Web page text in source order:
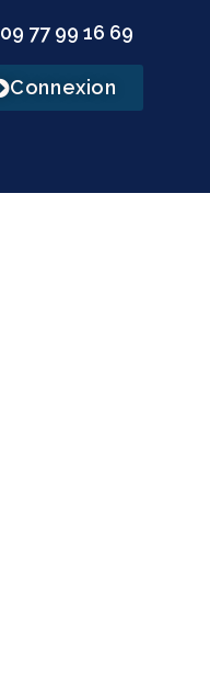
09 77 99 16 69
Connexion